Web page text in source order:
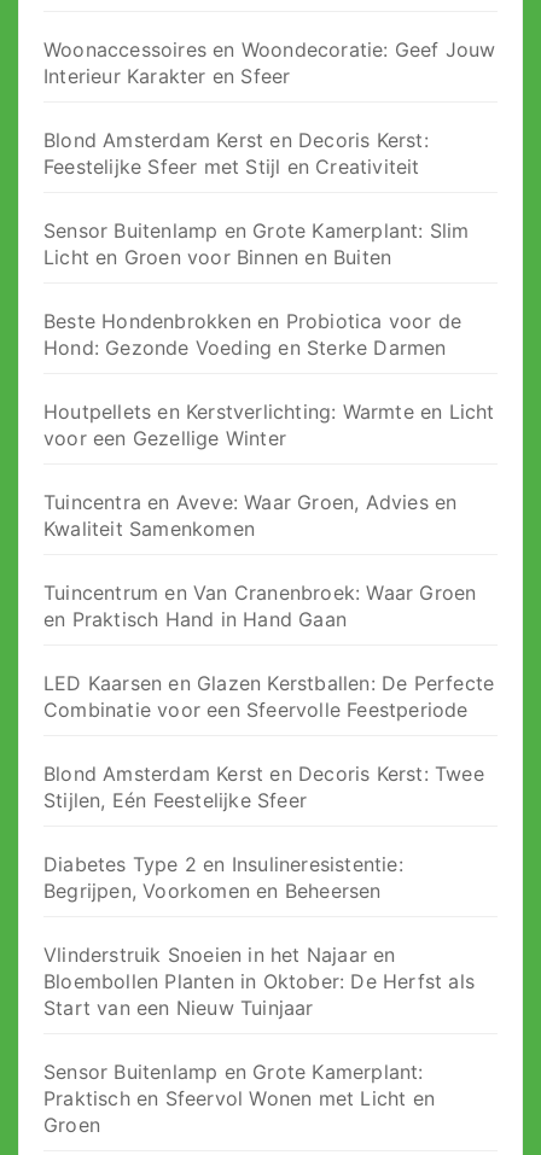
Woonaccessoires en Woondecoratie: Geef Jouw
Interieur Karakter en Sfeer
Blond Amsterdam Kerst en Decoris Kerst:
Feestelijke Sfeer met Stijl en Creativiteit
Sensor Buitenlamp en Grote Kamerplant: Slim
Licht en Groen voor Binnen en Buiten
Beste Hondenbrokken en Probiotica voor de
Hond: Gezonde Voeding en Sterke Darmen
Houtpellets en Kerstverlichting: Warmte en Licht
voor een Gezellige Winter
Tuincentra en Aveve: Waar Groen, Advies en
Kwaliteit Samenkomen
Tuincentrum en Van Cranenbroek: Waar Groen
en Praktisch Hand in Hand Gaan
LED Kaarsen en Glazen Kerstballen: De Perfecte
Combinatie voor een Sfeervolle Feestperiode
Blond Amsterdam Kerst en Decoris Kerst: Twee
Stijlen, Eén Feestelijke Sfeer
Diabetes Type 2 en Insulineresistentie:
Begrijpen, Voorkomen en Beheersen
Vlinderstruik Snoeien in het Najaar en
Bloembollen Planten in Oktober: De Herfst als
Start van een Nieuw Tuinjaar
Sensor Buitenlamp en Grote Kamerplant:
Praktisch en Sfeervol Wonen met Licht en
Groen